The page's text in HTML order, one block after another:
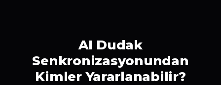
AI Dudak
Senkronizasyonundan
Kimler Yararlanabilir?